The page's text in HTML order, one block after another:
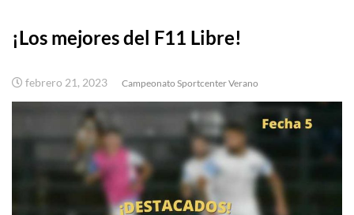
¡Los mejores del F11 Libre!
febrero 21, 2023 Campeonato Sportcenter Verano